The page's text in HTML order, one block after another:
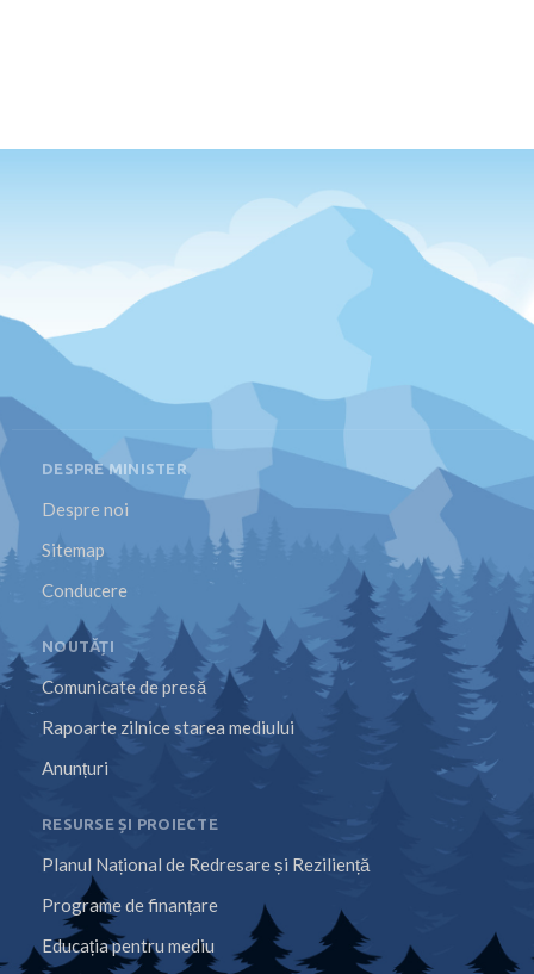
DESPRE MINISTER
Despre noi
Sitemap
Conducere
NOUTĂȚI
Comunicate de presă
Rapoarte zilnice starea mediului
Anunțuri
RESURSE ȘI PROIECTE
Planul Național de Redresare și Reziliență
Programe de finanțare
Educația pentru mediu